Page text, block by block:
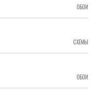
ОБОИ
СХЕМЫ
ОБОИ